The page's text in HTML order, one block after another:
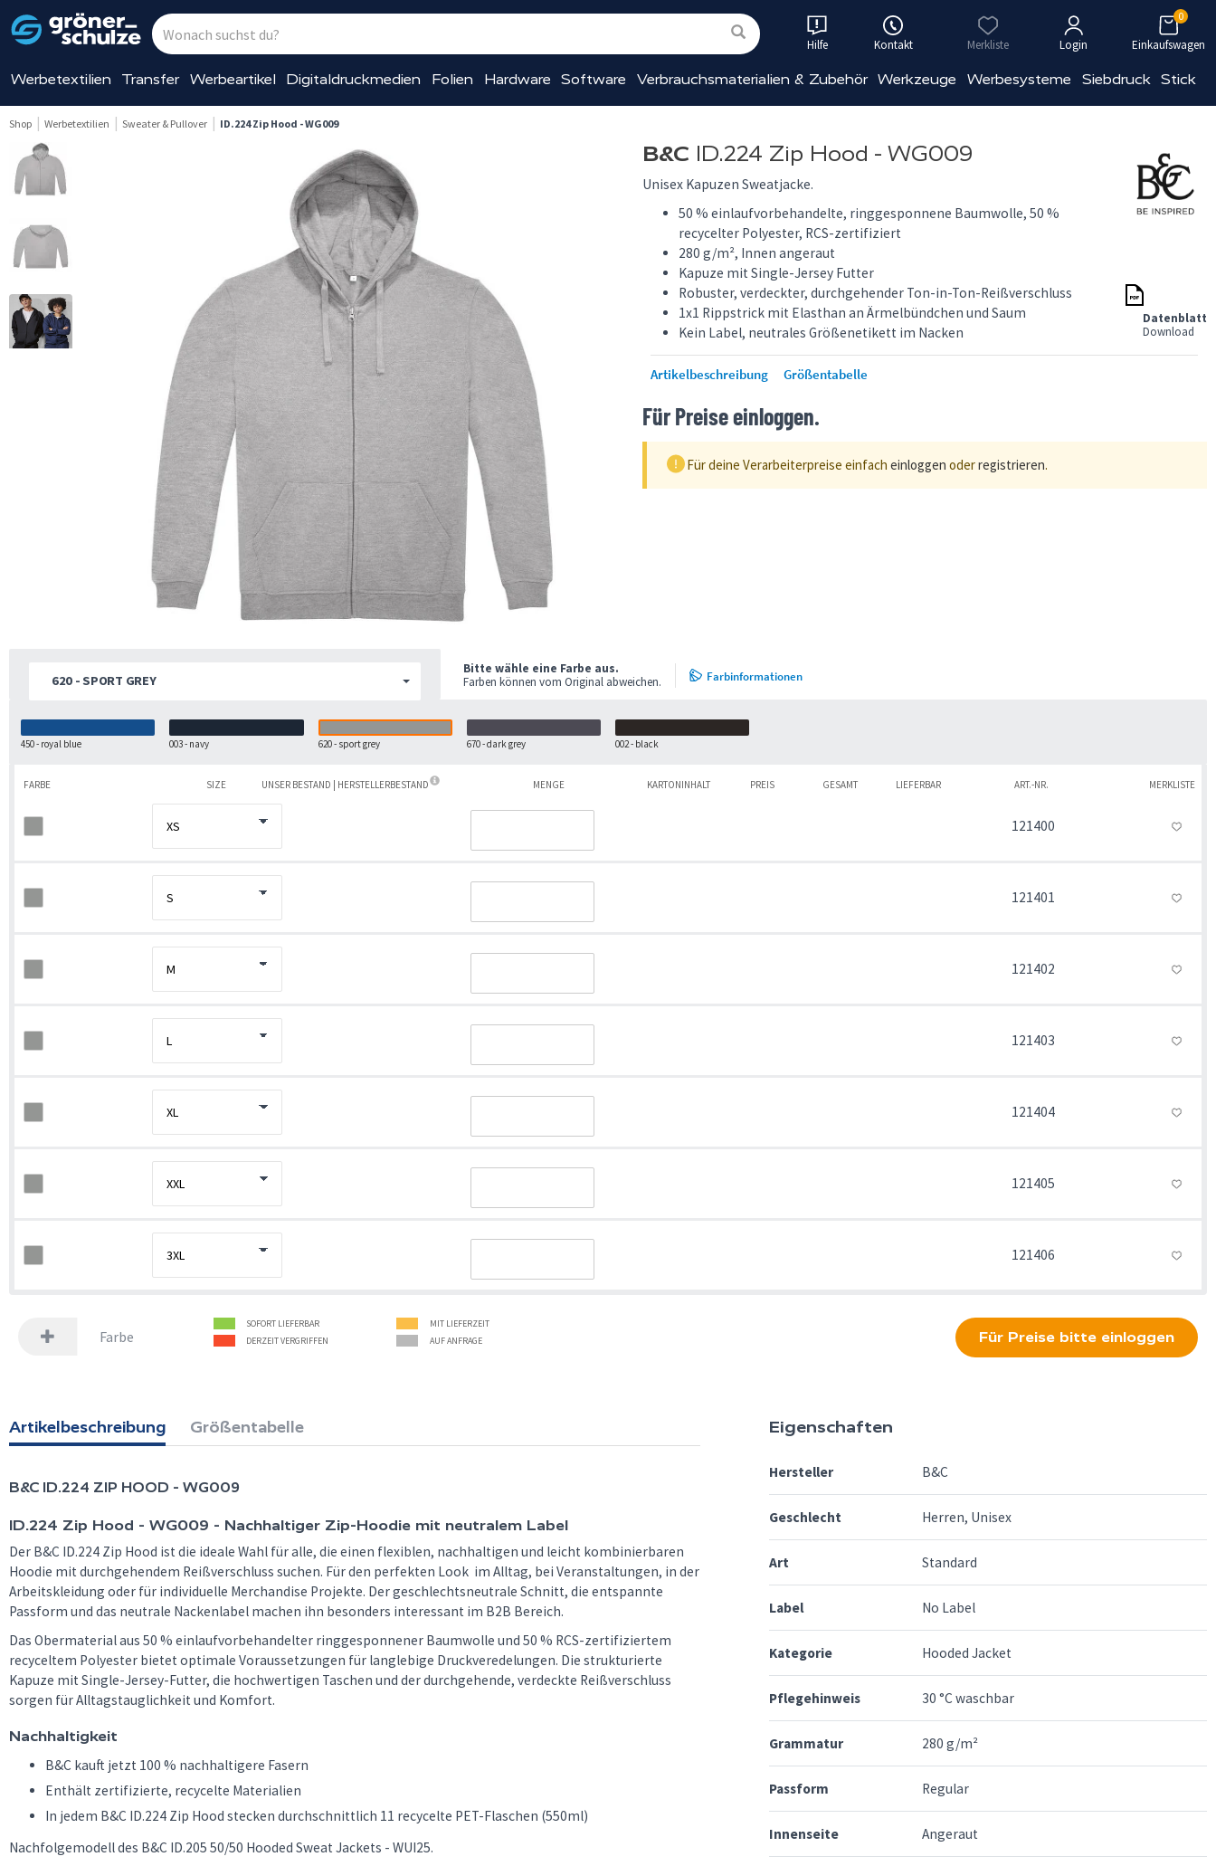
Hilfe Kontakt Merkliste Login Einkaufswagen
0
Werbetextilien Transfer Werbeartikel Digitaldruckmedien Folien Hardware Software Verbrauchsmaterialien & Zubehör Werkzeuge Werbesysteme Siebdruck Stick
Shop Werbetextilien Sweater & Pullover ID.224 Zip Hood - WG009
B&C ID.224 Zip Hood - WG009
Unisex Kapuzen Sweatjacke.
50 % einlaufvorbehandelte, ringgesponnene Baumwolle, 50 %
recycelter Polyester, RCS-zertifiziert
280 g/m², Innen angeraut
Kapuze mit Single-Jersey Futter
Robuster, verdeckter, durchgehender Ton-in-Ton-Reißverschluss
1x1 Rippstrick mit Elasthan an Ärmelbündchen und Saum
Kein Label, neutrales Größenetikett im Nacken
Datenblatt
Download
Artikelbeschreibung Größentabelle
Für Preise einloggen.
Für deine Verarbeiterpreise einfach einloggen oderregistrieren.
450 - royal blue 003 - navy 620 - sport grey 670 - dark grey 002 - black
620 - SPORT GREY
Bitte wähle eine Farbe aus.
Farben können vom Original abweichen.
Farbinformationen
FARBE SIZE UNSER BESTAND | HERSTELLERBESTAND MENGE KARTONINHALT PREIS GESAMT LIEFERBAR ART.-NR.
121400
MERKLISTE
121401
121402
121403
121404
121405
121406
Farbe
SOFORT LIEFERBAR
MIT LIEFERZEIT
DERZEIT VERGRIFFEN
AUF ANFRAGE Für Preise bitte einloggen
Artikelbeschreibung Größentabelle
B&C ID.224 ZIP HOOD - WG009
ID.224 Zip Hood - WG009 - Nachhaltiger Zip-Hoodie mit neutralem Label
Der B&C ID.224 Zip Hood ist die ideale Wahl für alle, die einen flexiblen, nachhaltigen und leicht kombinierbaren
Hoodie mit durchgehendem Reißverschluss suchen. Für den perfekten Look im Alltag, bei Veranstaltungen, in der
Arbeitskleidung oder für individuelle Merchandise Projekte. Der geschlechtsneutrale Schnitt, die entspannte
Passform und das neutrale Nackenlabel machen ihn besonders interessant im B2B Bereich.
Das Obermaterial aus 50 % einlaufvorbehandelter ringgesponnener Baumwolle und 50 % RCS-zertifiziertem
recyceltem Polyester bietet optimale Voraussetzungen für langlebige Druckveredelungen. Die strukturierte
Kapuze mit Single-Jersey-Futter, die hochwertigen Taschen und der durchgehende, verdeckte Reißverschluss
sorgen für Alltagstauglichkeit und Komfort.
Nachhaltigkeit
B&C kauft jetzt 100 % nachhaltigere Fasern
Enthält zertifizierte, recycelte Materialien
In jedem B&C ID.224 Zip Hood stecken durchschnittlich 11 recycelte PET-Flaschen (550ml)
Nachfolgemodell des B&C ID.205 50/50 Hooded Sweat Jackets - WUI25.
Eigenschaften
Hersteller B&C
Geschlecht Herren, Unisex
Art Standard
Label No Label
Kategorie Hooded Jacket
Pflegehinweis 30 °C waschbar
Grammatur 280 g/m²
Passform Regular
Innenseite Angeraut